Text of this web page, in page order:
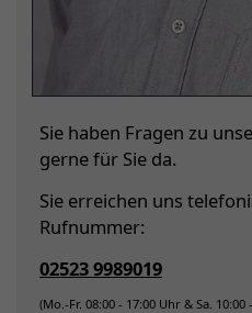
Sie haben Fragen zu
gerne für Sie da.
Sie erreichen uns
Rufnummer:
02523 9989019
(Mo.-Fr. 08:00 - 17:00 Uhr & Sa. 10:00